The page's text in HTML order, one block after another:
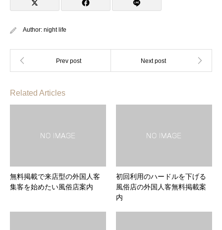
Author: night life
Related Articles
無料掲載で来店型の外国人客
集客を始めたい風俗店案内
初回利用のハードルを下げる
風俗店の外国人客無料掲載案
内